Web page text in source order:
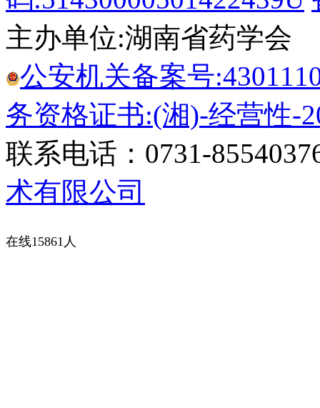
主办单位:湖南省药学会
公安机关备案号
务资格证书:(湘)-经营性-
联系电话：0731-
术有限公司
在线15861人